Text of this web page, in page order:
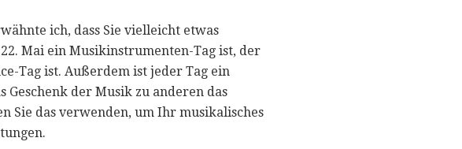
ich, dass Sie vielleicht etwas
Mai ein Musikinstrumenten-Tag ist, der
Tag ist. Außerdem ist jeder Tag ein
Geschenk der Musik zu anderen das
Sie das verwenden, um Ihr musikalisches